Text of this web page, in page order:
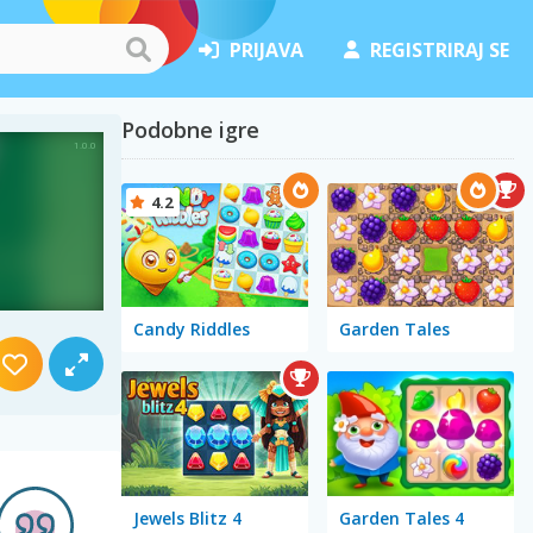
PRIJAVA REGISTRIRAJ SE
Podobne igre
Candy Riddles
4.2
Garden Tales
Jewels Blitz 4 Garden Tales 4